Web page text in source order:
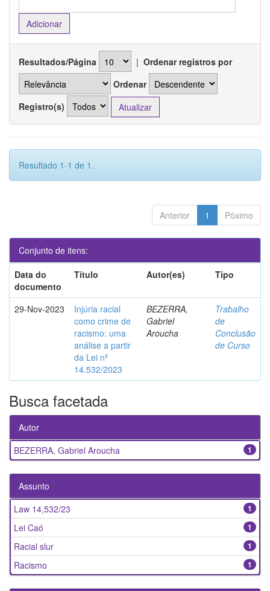
Resultados/Página | Ordenar registros por
Ordenar
Registro(s)
Resultado 1-1 de 1.
Anterior 1 Póximo
Conjunto de itens:
Data do
documento
Título Autor(es) Tipo
29-Nov-2023
Injúria racial
como crime de
racismo: uma
análise a partir
da Lei nº
14.532/2023
BEZERRA,
Gabriel
Aroucha
Trabalho
de
Conclusão
de Curso
Busca facetada
Autor
1
BEZERRA, Gabriel Aroucha
Assunto
1
Law 14,532/23
1
Lei Caó
1
Racial slur
1
Racismo